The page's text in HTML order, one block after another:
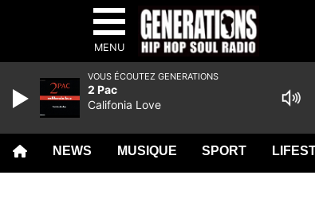
MENU
NEWS MUSIQUE SPORT
VOUS ÉCOUTEZ GENERATIONS
2 Pac
Califonia Love